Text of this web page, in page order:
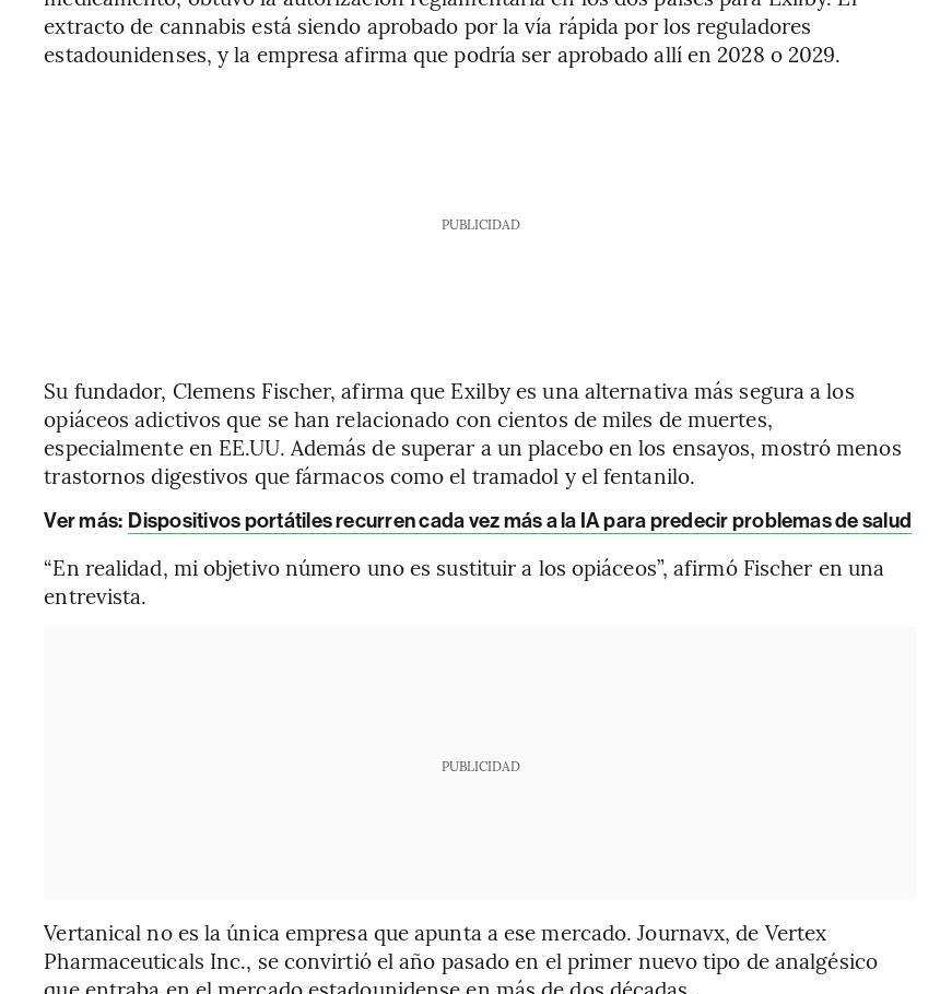
extracto de cannabis está siendo aprobado por la vía rápida por los reguladores
estadounidenses, y la empresa afirma que podría ser aprobado allí en 2028 o 2029.
PUBLICIDAD
Su fundador, Clemens Fischer, afirma que Exilby es una alternativa más segura a los
opiáceos adictivos que se han relacionado con cientos de miles de muertes,
especialmente en EE.UU. Además de superar a un placebo en los ensayos, mostró menos
trastornos digestivos que fármacos como el tramadol y el fentanilo.
Ver más: Dispositivos portátiles recurren cada vez más a la IA para predecir problemas de salud
“En realidad, mi objetivo número uno es sustituir a los opiáceos”, afirmó Fischer en una
entrevista.
PUBLICIDAD
Vertanical no es la única empresa que apunta a ese mercado. Journavx, de Vertex
Pharmaceuticals Inc., se convirtió el año pasado en el primer nuevo tipo de analgésico